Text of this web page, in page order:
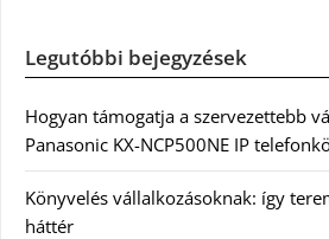
Legutóbbi bejegyzések
Hogyan támogatja a szervezettebb
Panasonic KX-NCP500NE IP
Könyvelés vállalkozásoknak: így
háttér